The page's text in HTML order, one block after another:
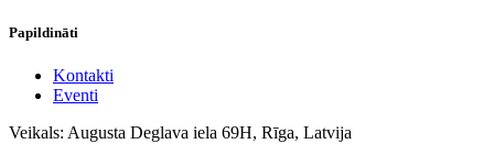
Papildināti
Kontakti
Eventi
Veikals: Augusta Deglava iela 69H, Rīga, Latvija